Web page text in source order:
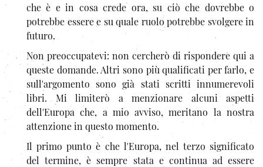
che è e in cosa crede ora, su ciò che dovrebbe o
potrebbe essere e su quale ruolo potrebbe svolgere in
futuro.
Non preoccupatevi: non cercherò di rispondere qui a
queste domande. Altri sono più qualificati per farlo, e
sull'argomento sono già stati scritti innumerevoli
libri. Mi limiterò a menzionare alcuni aspetti
dell'Europa che, a mio avviso, meritano la nostra
attenzione in questo momento.
Il primo punto è che l'Europa, nel terzo significato
del termine, è sempre stata e continua ad essere